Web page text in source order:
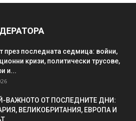
през последната седмица: войни,
кризи, политически трусове,
и...
ВАЖНОТО ОТ ПОСЛЕДНИТЕ ДНИ:
ВЕЛИКОБРИТАНИЯ, ЕВРОПА И